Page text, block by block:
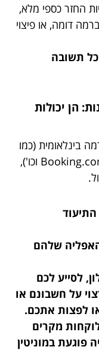
החזר כספי מלא,
דומה, או פיצוי
תשובה
הן יכולות
בינלאומית (כמו
Booking.com, Expedia, Hotels.com, Airbnb וכו'),
האפליה שלהם
לסייע לכם
על חשבונם או
לפצות אתכם.
מקרים
פוגעת במוניטין